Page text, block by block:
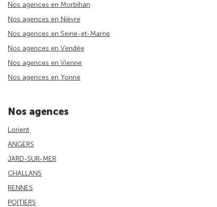
Nos agences en Morbihan
Nos agences en Nièvre
Nos agences en Seine-et-Marne
Nos agences en Vendée
Nos agences en Vienne
Nos agences en Yonne
Nos agences
Lorient
ANGERS
JARD-SUR-MER
CHALLANS
RENNES
POITIERS